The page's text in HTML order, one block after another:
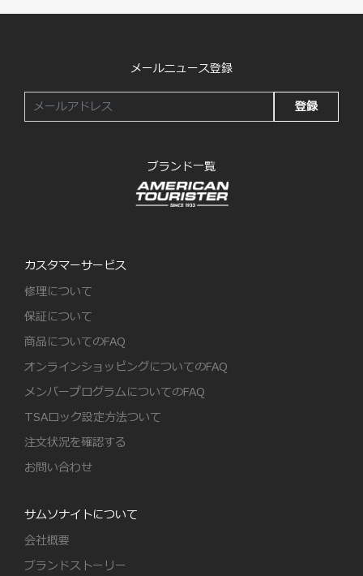
メールニュース登録
登録
ブランド一覧
カスタマーサービス
修理について
保証について
商品についてのFAQ
オンラインショッピングについてのFAQ
メンバープログラムについてのFAQ
TSAロック設定方法ついて
注文状況を確認する
お問い合わせ
サムソナイトについて
会社概要
ブランドストーリー